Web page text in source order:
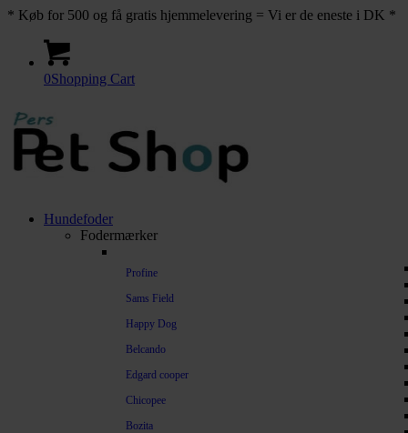
* Køb for 500 og få gratis hjemmelevering = Vi er de eneste i DK *
0Shopping Cart
Hundefoder
Fodermærker
Profine
Sams Field
Happy Dog
Belcando
Edgard cooper
Chicopee
Bozita